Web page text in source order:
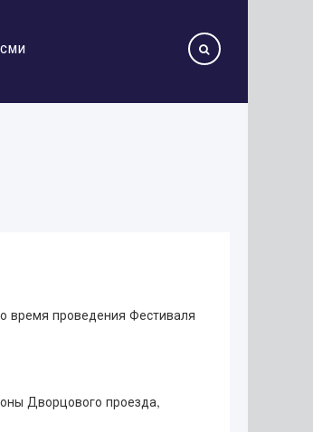
время проведения Фестиваля
Дворцового проезда,